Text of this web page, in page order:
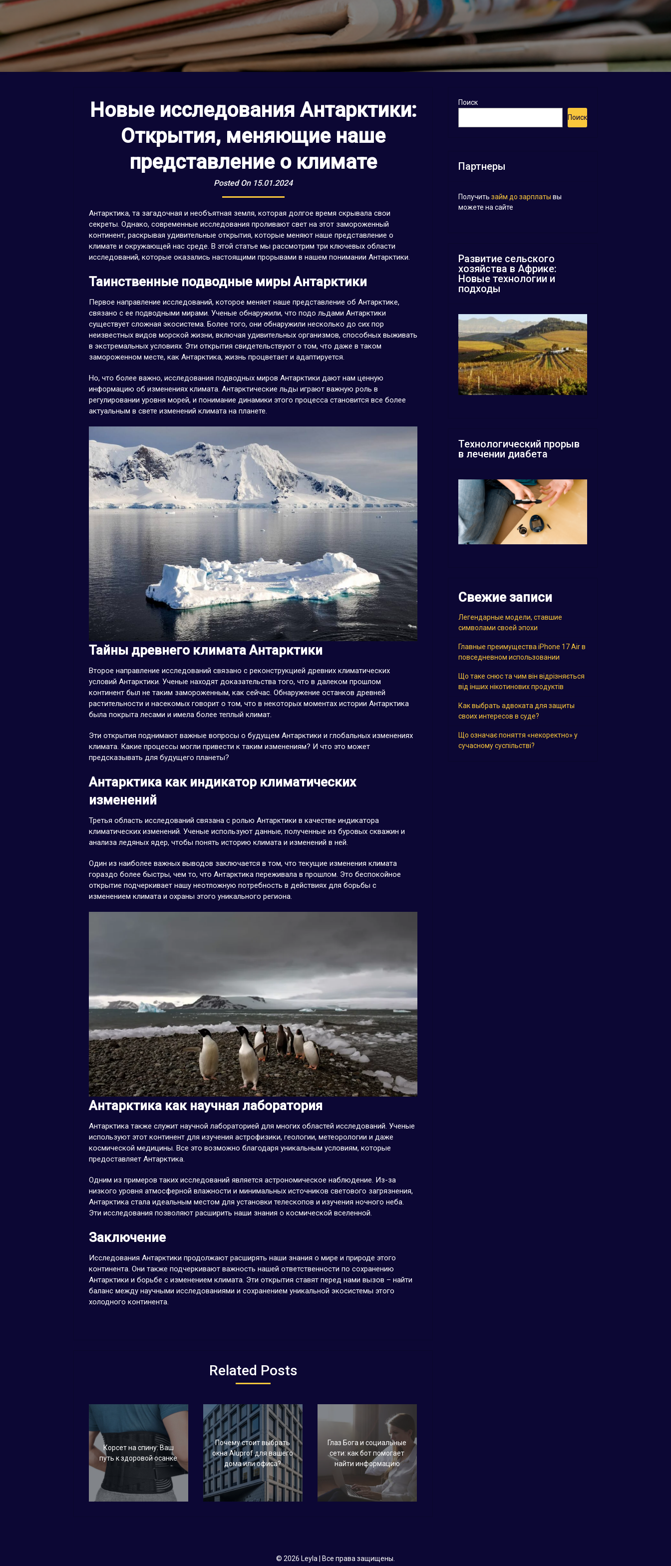
Новые исследования Антарктики:
Открытия, меняющие наше
представление о климате
Posted On 15.01.2024
Антарктика, та загадочная и необъятная земля, которая долгое время скрывала свои
секреты. Однако, современные исследования проливают свет на этот замороженный
континент, раскрывая удивительные открытия, которые меняют наше представление о
климате и окружающей нас среде. В этой статье мы рассмотрим три ключевых области
исследований, которые оказались настоящими прорывами в нашем понимании Антарктики.
Таинственные подводные миры Антарктики
Первое направление исследований, которое меняет наше представление об Антарктике,
связано с ее подводными мирами. Ученые обнаружили, что подо льдами Антарктики
существует сложная экосистема. Более того, они обнаружили несколько до сих пор
неизвестных видов морской жизни, включая удивительных организмов, способных выживать
в экстремальных условиях. Эти открытия свидетельствуют о том, что даже в таком
замороженном месте, как Антарктика, жизнь процветает и адаптируется.
Но, что более важно, исследования подводных миров Антарктики дают нам ценную
информацию об изменениях климата. Антарктические льды играют важную роль в
регулировании уровня морей, и понимание динамики этого процесса становится все более
актуальным в свете изменений климата на планете.
Тайны древнего климата Антарктики
Второе направление исследований связано с реконструкцией древних климатических
условий Антарктики. Ученые находят доказательства того, что в далеком прошлом
континент был не таким замороженным, как сейчас. Обнаружение останков древней
растительности и насекомых говорит о том, что в некоторых моментах истории Антарктика
была покрыта лесами и имела более теплый климат.
Эти открытия поднимают важные вопросы о будущем Антарктики и глобальных изменениях
климата. Какие процессы могли привести к таким изменениям? И что это может
предсказывать для будущего планеты?
Антарктика как индикатор климатических
изменений
Третья область исследований связана с ролью Антарктики в качестве индикатора
климатических изменений. Ученые используют данные, полученные из буровых скважин и
анализа ледяных ядер, чтобы понять историю климата и изменений в ней.
Один из наиболее важных выводов заключается в том, что текущие изменения климата
гораздо более быстры, чем то, что Антарктика переживала в прошлом. Это беспокойное
открытие подчеркивает нашу неотложную потребность в действиях для борьбы с
изменением климата и охраны этого уникального региона.
Антарктика как научная лаборатория
Антарктика также служит научной лабораторией для многих областей исследований. Ученые
используют этот континент для изучения астрофизики, геологии, метеорологии и даже
космической медицины. Все это возможно благодаря уникальным условиям, которые
предоставляет Антарктика.
Одним из примеров таких исследований является астрономическое наблюдение. Из-за
низкого уровня атмосферной влажности и минимальных источников светового загрязнения,
Антарктика стала идеальным местом для установки телескопов и изучения ночного неба.
Эти исследования позволяют расширить наши знания о космической вселенной.
Заключение
Исследования Антарктики продолжают расширять наши знания о мире и природе этого
континента. Они также подчеркивают важность нашей ответственности по сохранению
Антарктики и борьбе с изменением климата. Эти открытия ставят перед нами вызов – найти
баланс между научными исследованиями и сохранением уникальной экосистемы этого
холодного континента.
Related Posts
Корсет на спину: Ваш
путь к здоровой осанке
Почему стоит выбрать
окна Aluprof для вашего
дома или офиса?
Глаз Бога и социальные
сети: как бот помогает
найти информацию
Поиск
Поиск
Партнеры
Получить займ до зарплаты вы
можете на сайте
Развитие сельского
хозяйства в Африке:
Новые технологии и
подходы
Технологический прорыв
в лечении диабета
Свежие записи
Легендарные модели, ставшие
символами своей эпохи
Главные преимущества iPhone 17 Air в
повседневном использовании
Що таке снюс та чим він відрізняється
від інших нікотинових продуктів
Как выбрать адвоката для защиты
своих интересов в суде?
Що означає поняття «некоректно» у
сучасному суспільстві?
© 2026 Leyla | Все права защищены.